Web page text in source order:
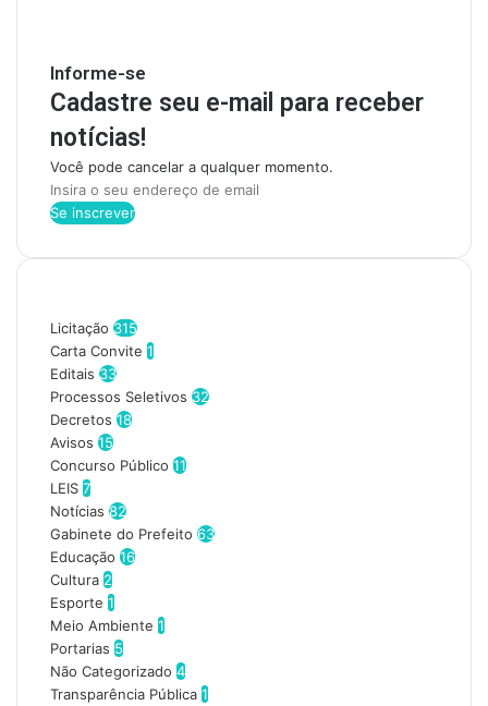
Informe-se
Cadastre seu e-mail para receber
notícias!
Você pode cancelar a qualquer momento.
I
n
i
o
s
e
u
e
n
d
e
r
e
ç
o
d
e
e
m
a
Licitação 315
Carta Convite 1
Editais 33
Processos Seletivos 32
Decretos 18
Avisos 15
Concurso Público 11
LEIS 7
Notícias 82
Gabinete do Prefeito 63
Educação 16
Cultura 2
Esporte 1
Meio Ambiente 1
Portarias 5
Não Categorizado 4
Transparência Pública 1